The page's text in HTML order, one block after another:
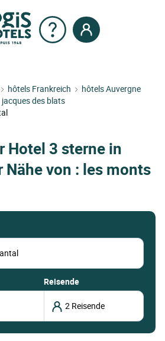
hôtels Frankreich
hôtels Auvergne
des blats
Hotel 3 sterne in
Nähe von : les monts
Reisende